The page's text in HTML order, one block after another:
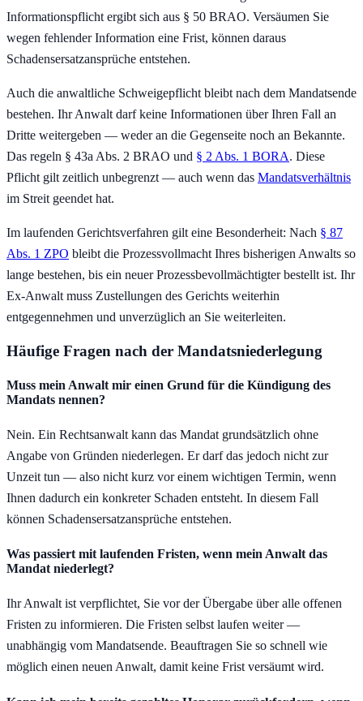
Informationspflicht ergibt sich aus § 50 BRAO. Versäumen Sie
wegen fehlender Information eine Frist, können daraus
Schadensersatzansprüche entstehen.
Auch die anwaltliche Schweigepflicht bleibt nach dem Mandatsende
bestehen. Ihr Anwalt darf keine Informationen über Ihren Fall an
Dritte weitergeben — weder an die Gegenseite noch an Bekannte.
Das regeln § 43a Abs. 2 BRAO und § 2 Abs. 1 BORA. Diese
Pflicht gilt zeitlich unbegrenzt — auch wenn das Mandatsverhältnis
im Streit geendet hat.
Im laufenden Gerichtsverfahren gilt eine Besonderheit: Nach § 87
Abs. 1 ZPO bleibt die Prozessvollmacht Ihres bisherigen Anwalts so
lange bestehen, bis ein neuer Prozessbevollmächtigter bestellt ist. Ihr
Ex-Anwalt muss Zustellungen des Gerichts weiterhin
entgegennehmen und unverzüglich an Sie weiterleiten.
Häufige Fragen nach der Mandatsniederlegung
Muss mein Anwalt mir einen Grund für die Kündigung des
Mandats nennen?
Nein. Ein Rechtsanwalt kann das Mandat grundsätzlich ohne
Angabe von Gründen niederlegen. Er darf das jedoch nicht zur
Unzeit tun — also nicht kurz vor einem wichtigen Termin, wenn
Ihnen dadurch ein konkreter Schaden entsteht. In diesem Fall
können Schadensersatzansprüche entstehen.
Was passiert mit laufenden Fristen, wenn mein Anwalt das
Mandat niederlegt?
Ihr Anwalt ist verpflichtet, Sie vor der Übergabe über alle offenen
Fristen zu informieren. Die Fristen selbst laufen weiter —
unabhängig vom Mandatsende. Beauftragen Sie so schnell wie
möglich einen neuen Anwalt, damit keine Frist versäumt wird.